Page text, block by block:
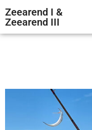
Zeearend I &
Zeearend III